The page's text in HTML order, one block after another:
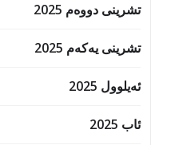
تشرینی دووەم 2025
تشرینی یەکەم 2025
ئەیلوول 2025
ئاب 2025